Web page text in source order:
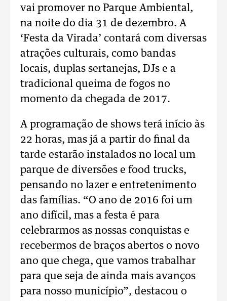
vai promover no Parque Ambiental,
na noite do dia 31 de dezembro. A
‘Festa da Virada’ contará com diversas
atrações culturais, como bandas
locais, duplas sertanejas, DJs e a
tradicional queima de fogos no
momento da chegada de 2017.
A programação de shows terá início às
22 horas, mas já a partir do final da
tarde estarão instalados no local um
parque de diversões e food trucks,
pensando no lazer e entretenimento
das famílias. “O ano de 2016 foi um
ano difícil, mas a festa é para
celebrarmos as nossas conquistas e
recebermos de braços abertos o novo
ano que chega, que vamos trabalhar
para que seja de ainda mais avanços
para nosso município”, destacou o